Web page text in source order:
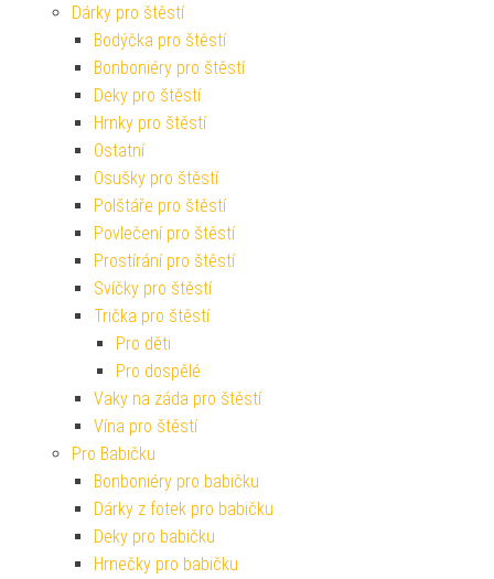
Dárky pro štěstí
Bodýčka pro štěstí
Bonboniéry pro štěstí
Deky pro štěstí
Hrnky pro štěstí
Ostatní
Osušky pro štěstí
Polštáře pro štěstí
Povlečení pro štěstí
Prostírání pro štěstí
Svíčky pro štěstí
Trička pro štěstí
Pro děti
Pro dospělé
Vaky na záda pro štěstí
Vína pro štěstí
Pro Babičku
Bonboniéry pro babičku
Dárky z fotek pro babičku
Deky pro babičku
Hrnečky pro babičku